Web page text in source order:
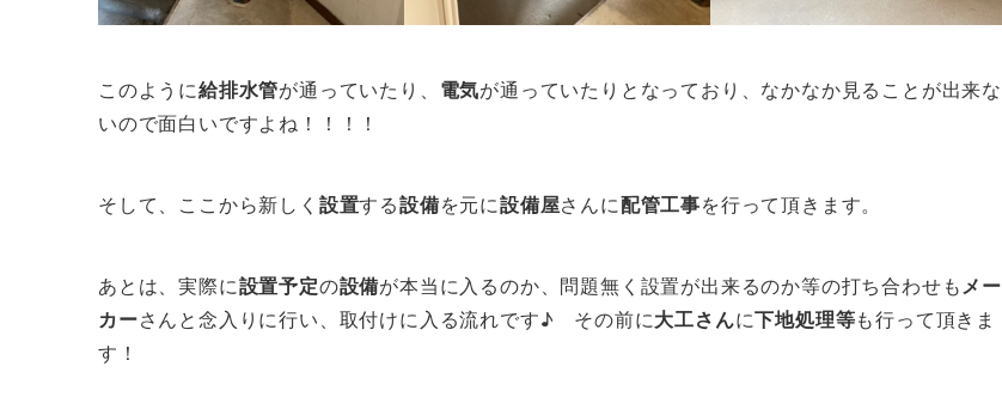
このように給排水管が通っていたり、 電気が通っていたりとなっており、なかなか見ることが出来な
いので面白いですよね！！！！
そして、ここから新しく 設置する設備を元に設備屋さんに配管工事を行って頂きます。
あとは、実際に設置予定の設備が本当に入るのか、問題無く設置が出来るのか等の打ち合わせも メー
カーさんと念入りに行い、取付けに入る流れです♪ その前に大工さんに下地処理等も行って頂きま
す！